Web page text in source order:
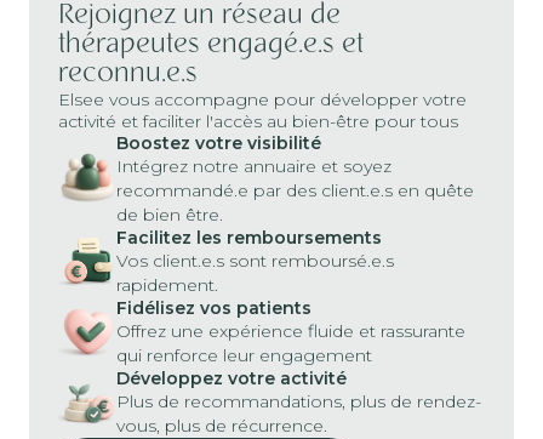
Rejoignez un réseau de
thérapeutes engagé.e.s et
reconnu.e.s
Elsee vous accompagne pour développer votre
activité et faciliter l'accès au bien-être pour tous
Boostez votre visibilité
Intégrez notre annuaire et soyez
recommandé.e par des client.e.s en quête
de bien être.
Facilitez les remboursements
Vos client.e.s sont remboursé.e.s
rapidement.
Fidélisez vos patients
Offrez une expérience fluide et rassurante
qui renforce leur engagement
Développez votre activité
Plus de recommandations, plus de rendez-
vous, plus de récurrence.